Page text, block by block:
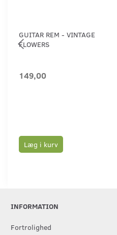
GUITAR REM - VINTAGE
FLOWERS
149,00
Læg i kurv
INFORMATION
Fortrolighed